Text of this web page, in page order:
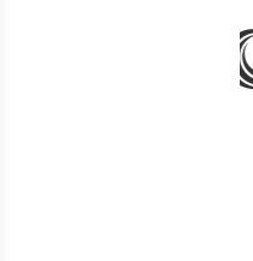
Klinik kami